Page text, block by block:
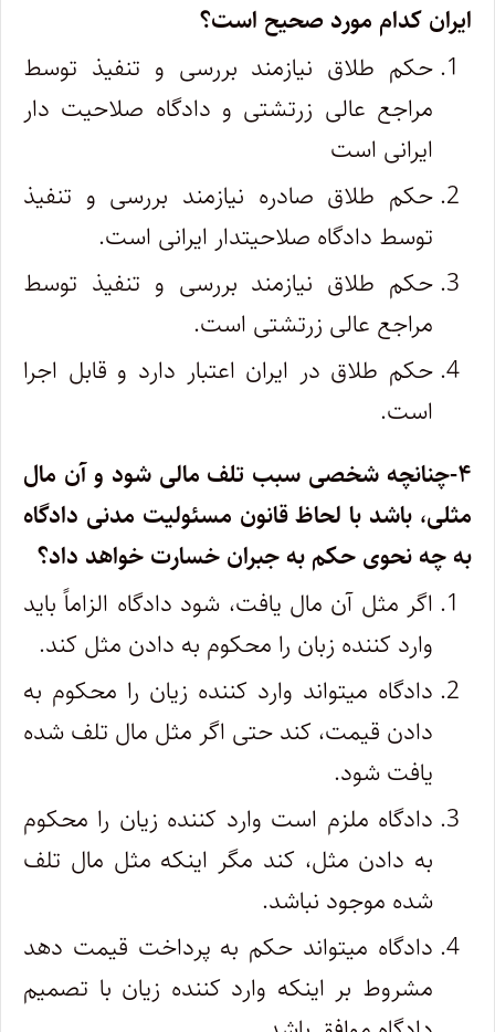
ایران کدام مورد صحیح است؟
حکم طلاق نیازمند بررسی و تنفیذ توسط
مراجع عالی زرتشتی و دادگاه صلاحیت دار
ایرانی است
حکم طلاق صادره نیازمند بررسی و تنفیذ
توسط دادگاه صلاحیتدار ایرانی است.
حکم طلاق نیازمند بررسی و تنفیذ توسط
مراجع عالی زرتشتی است.
حکم طلاق در ایران اعتبار دارد و قابل اجرا
است.
۴-چنانچه شخصی سبب تلف مالی شود و آن مال
مثلی، باشد با لحاظ قانون مسئولیت مدنی دادگاه
به چه نحوی حکم به جبران خسارت خواهد داد؟
اگر مثل آن مال یافت، شود دادگاه الزاماً باید
وارد کننده زبان را محکوم به دادن مثل کند.
دادگاه میتواند وارد کننده زیان را محکوم به
دادن قیمت، کند حتی اگر مثل مال تلف شده
یافت شود.
دادگاه ملزم است وارد کننده زیان را محکوم
به دادن مثل، کند مگر اینکه مثل مال تلف
شده موجود نباشد.
دادگاه میتواند حکم به پرداخت قیمت دهد
مشروط بر اینکه وارد کننده زیان با تصمیم